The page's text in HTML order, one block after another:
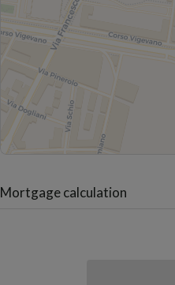
Mortgage calculation